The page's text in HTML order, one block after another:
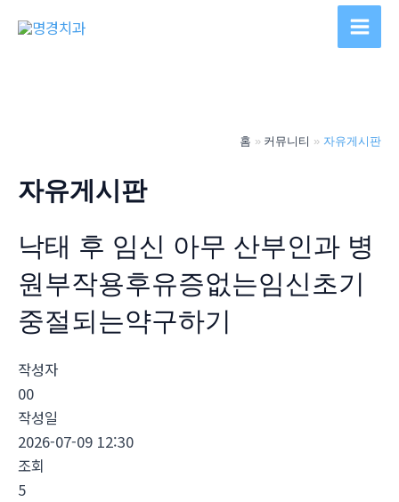
Main
홈 커뮤니티 자유게시판
자유게시판
낙태 후 임신 아무 산부인과 병
원부작용후유증없는임신초기
중절되는약구하기
작성자
00
작성일
2026-07-09 12:30
조회
5